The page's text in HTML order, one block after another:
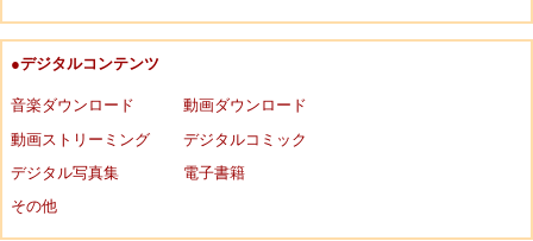
●デジタルコンテンツ
音楽ダウンロード
動画ダウンロード
動画ストリーミング
デジタルコミック
デジタル写真集
電子書籍
その他